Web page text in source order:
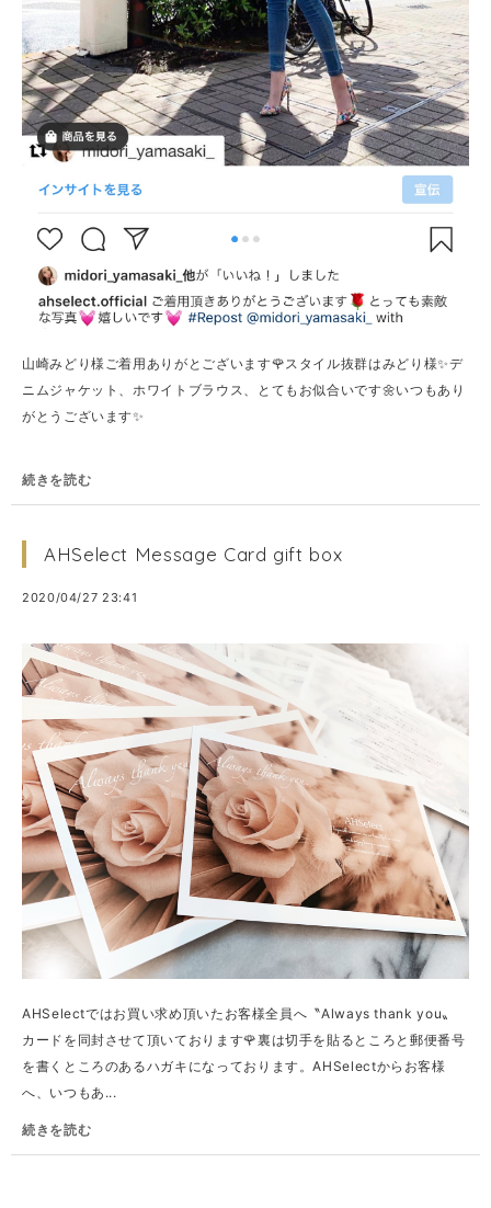
山崎みどり様ご着用ありがとございます🌹スタイル抜群はみどり様✨デ
ニムジャケット、ホワイトブラウス、とてもお似合いです🌼いつもあり
がとうございます✨
続きを読む
AHSelect Message Card gift box
2020/04/27 23:41
AHSelectではお買い求め頂いたお客様全員へ〝Always thank you〟
カードを同封させて頂いております🌹裏は切手を貼るところと郵便番号
を書くところのあるハガキになっております。AHSelectからお客様
へ、いつもあ...
続きを読む